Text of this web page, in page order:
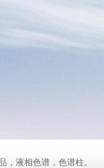
，液相色谱，色谱柱。